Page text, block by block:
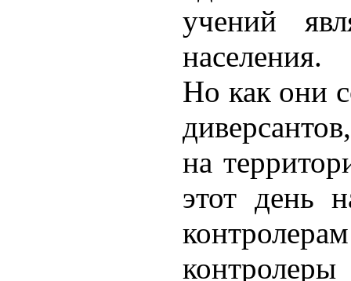
учений
населения.
Но как они
на
этот день
контролеры